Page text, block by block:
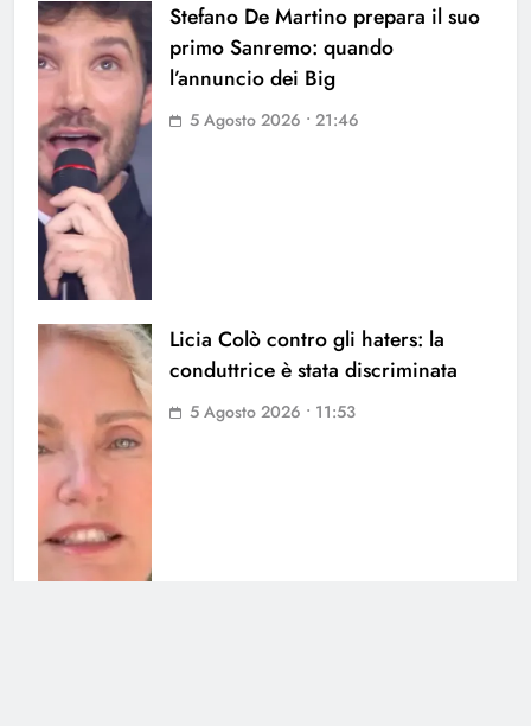
Stefano De Martino prepara il suo
primo Sanremo: quando
l’annuncio dei Big
5 Agosto 2026 • 21:46
Licia Colò contro gli haters: la
conduttrice è stata discriminata
5 Agosto 2026 • 11:53